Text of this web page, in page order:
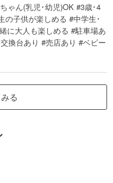
ゃん(乳児･幼児)OK #3歳･4
の子供が楽しめる #中学生･
に大人も楽しめる #駐車場あ
換台あり #売店あり #ベビー
る